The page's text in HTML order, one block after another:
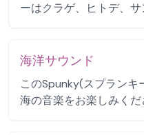
ーはクラゲ、ヒトデ、サ
海洋サウンド
このSpunky(スプランキ
海の音楽をお楽しみくだ